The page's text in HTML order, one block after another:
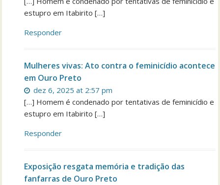
estupro em Itabirito […]
Responder
Mulheres vivas: Ato contra o feminicídio acontece
em Ouro Preto
dez 6, 2025 at 2:57 pm
[…] Homem é condenado por tentativas de feminicídio e
estupro em Itabirito […]
Responder
Exposição resgata memória e tradição das
fanfarras de Ouro Preto